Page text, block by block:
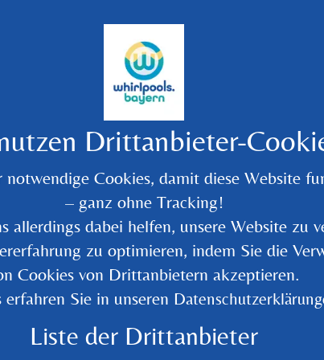
Drittanbieter-
notwendige Cookies, damit diese Website
– ganz ohne Tracking!
allerdings dabei helfen, unsere Website zu
zu optimieren, indem Sie die
Cookies von Drittanbietern akzeptieren.
erfahren Sie in unseren
Liste der Drittanbieter
Zurück zur Übersicht